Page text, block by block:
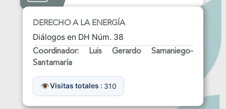
DERECHO A LA ENERGÍA
Diálogos en DH Núm. 38
Coordinador: Luis Gerardo Samaniego-
Santamaría
Visitas totales : 310